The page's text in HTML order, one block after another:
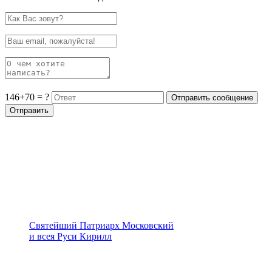
146+70 = ?
Святейший Патриарх Московский
и всея Руси Кирилл